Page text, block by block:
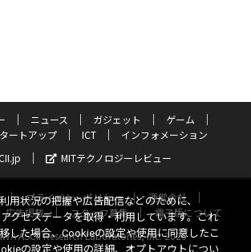
ニュース ガジェット
ゲーム
ートアップ ICT
インフォメーション
MITテクノロジーレビュー
プライバシーポリシー
運営会社
広告掲載 スタッフ募集
電子版について
ASCII Research Laboratories, Inc. 2026
用状況の把握や広告配信などのために、
クセスデータを取得・利用しています。これ
した場合、Cookieの設定や使用に同意したこ
の設定や使用の詳細、オプトアウトについ